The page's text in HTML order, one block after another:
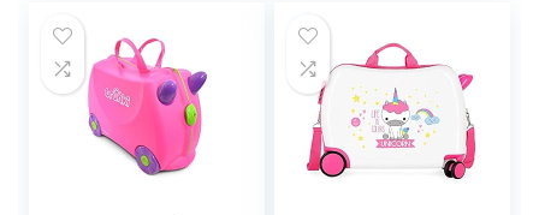
Enfants 45,7 cm,
Dinosaure Noir,
Taille Unique
Roues Bagage à
Main